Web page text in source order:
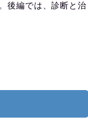
後編では、診断と治